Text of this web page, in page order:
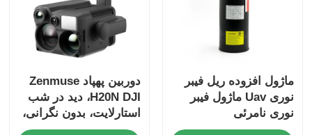
ماژول افزوده ریل فیبر
نوری Uav ماژول فیبر
نوری نامرئی
دوربین پهپاد Zenmuse
H20N DJI، دید در شب
استارلایت، بدون نگرانی،
به علاوه کیت پهپاد